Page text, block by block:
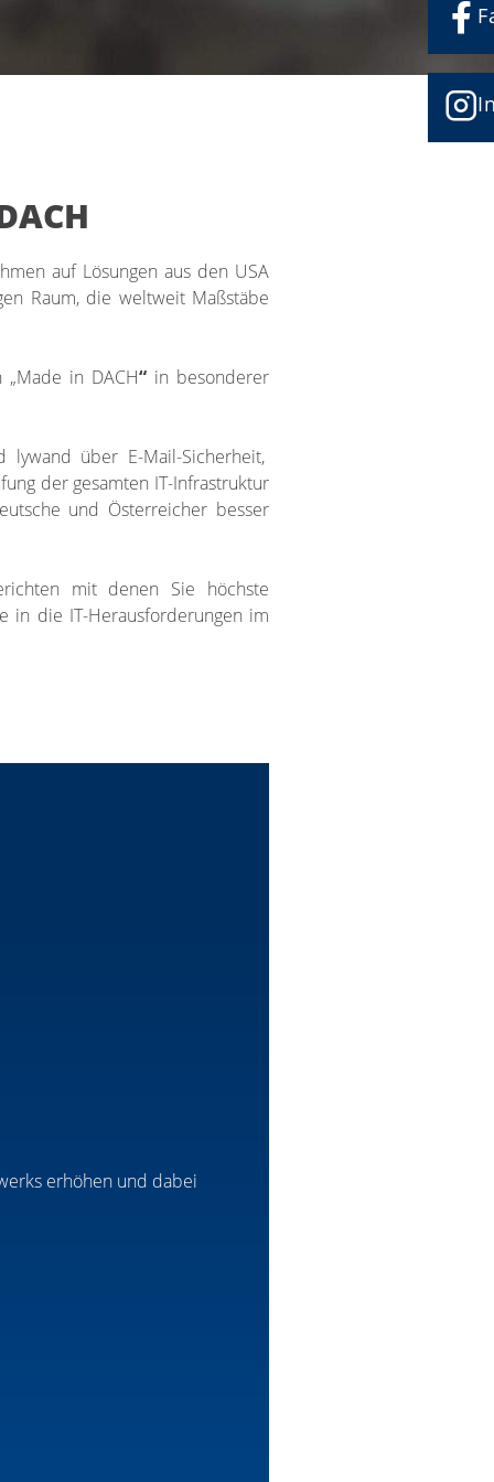
auf Lösungen aus den USA
Raum, die weltweit Maßstäbe
„Made in DACH“ in besonderer
lywand über E-Mail-Sicherheit,
der gesamten IT-Infrastruktur
und Österreicher besser
mit denen Sie höchste
in die IT-Herausforderungen im
erhöhen und dabei